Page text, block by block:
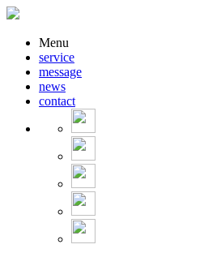
Menu
service
message
news
contact